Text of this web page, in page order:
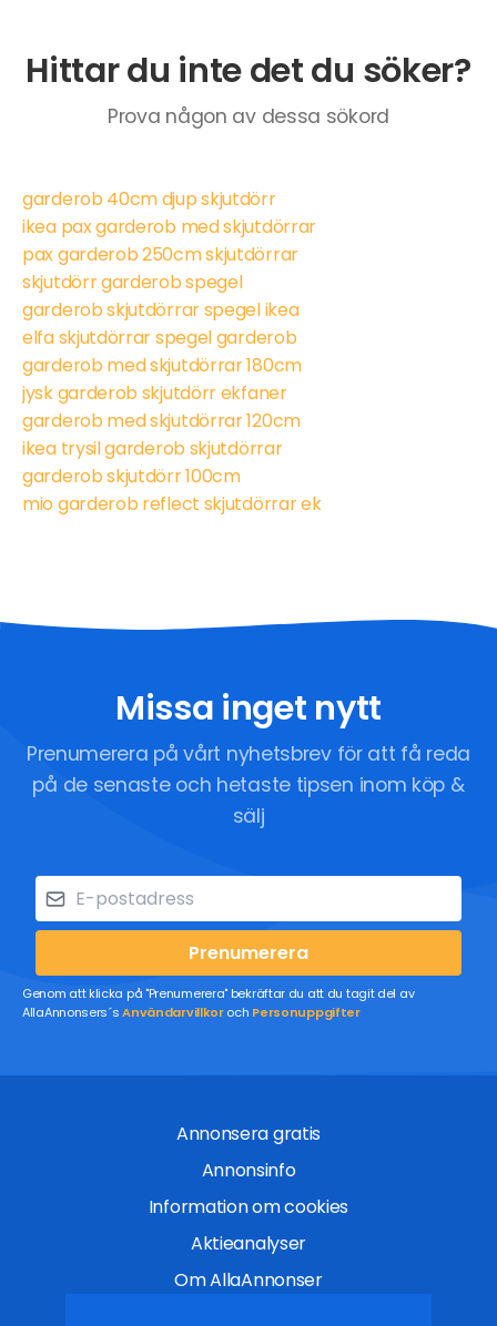
Hittar du inte det du söker?
Prova någon av dessa sökord
garderob 40cm djup skjutdörr
ikea pax garderob med skjutdörrar
pax garderob 250cm skjutdörrar
skjutdörr garderob spegel
garderob skjutdörrar spegel ikea
elfa skjutdörrar spegel garderob
garderob med skjutdörrar 180cm
jysk garderob skjutdörr ekfaner
garderob med skjutdörrar 120cm
ikea trysil garderob skjutdörrar
garderob skjutdörr 100cm
mio garderob reflect skjutdörrar ek
Missa inget nytt
Prenumerera på vårt nyhetsbrev för att få reda
på de senaste och hetaste tipsen inom köp &
sälj
Prenumerera
Genom att klicka på "Prenumerera" bekräftar du att du tagit del av
AllaAnnonsers´sAnvändarvillkoroch Personuppgifter
Annonsera gratis
Annonsinfo
Information om cookies
Aktieanalyser
Om AllaAnnonser